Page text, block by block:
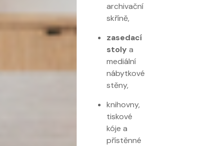
archivační
skříně,
zasedací
stoly a
mediální
nábytkové
stěny,
knihovny,
tiskové
kóje a
přístěnné